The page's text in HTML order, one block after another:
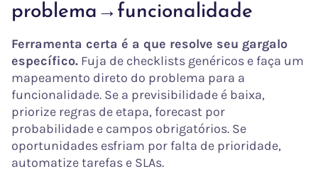
problema→funcionalidade
Ferramenta certa é a que resolve seu gargalo
específico. Fuja de checklists genéricos e faça um
mapeamento direto do problema para a
funcionalidade. Se a previsibilidade é baixa,
priorize regras de etapa, forecast por
probabilidade e campos obrigatórios. Se
oportunidades esfriam por falta de prioridade,
automatize tarefas e SLAs.